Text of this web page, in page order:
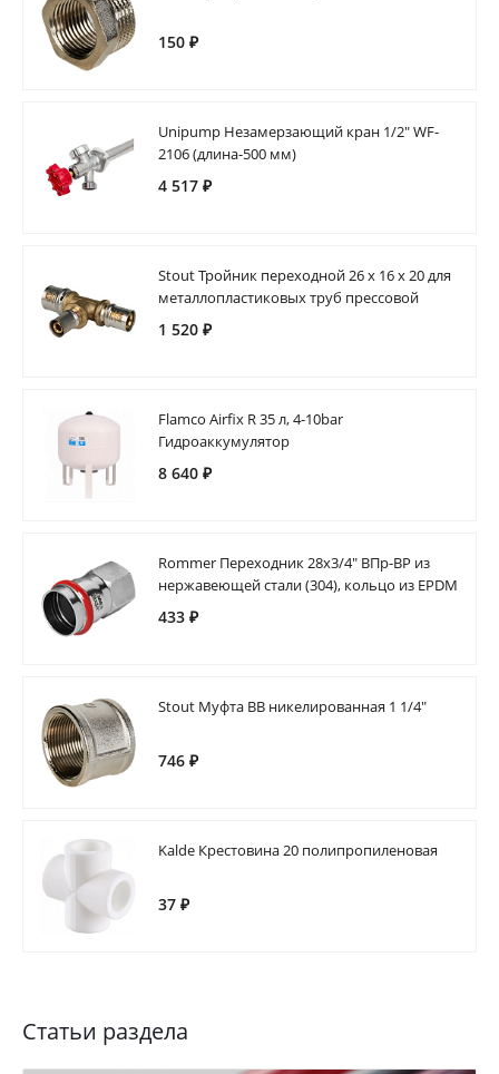
150 ₽
Unipump Незамерзающий кран 1/2" WF-
2106 (длина-500 мм)
4 517 ₽
Stout Тройник переходной 26 х 16 х 20 для
металлопластиковых труб прессовой
1 520 ₽
Flamco Airfix R 35 л, 4-10bar
Гидроаккумулятор
8 640 ₽
Rommer Переходник 28х3/4" ВПр-ВР из
нержавеющей стали (304), кольцо из EPDM
433 ₽
Stout Муфта ВВ никелированная 1 1/4"
746 ₽
Kalde Крестовина 20 полипропиленовая
37 ₽
Статьи раздела